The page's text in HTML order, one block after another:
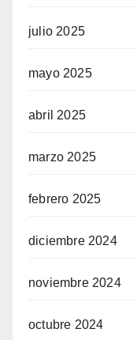
julio 2025
mayo 2025
abril 2025
marzo 2025
febrero 2025
diciembre 2024
noviembre 2024
octubre 2024